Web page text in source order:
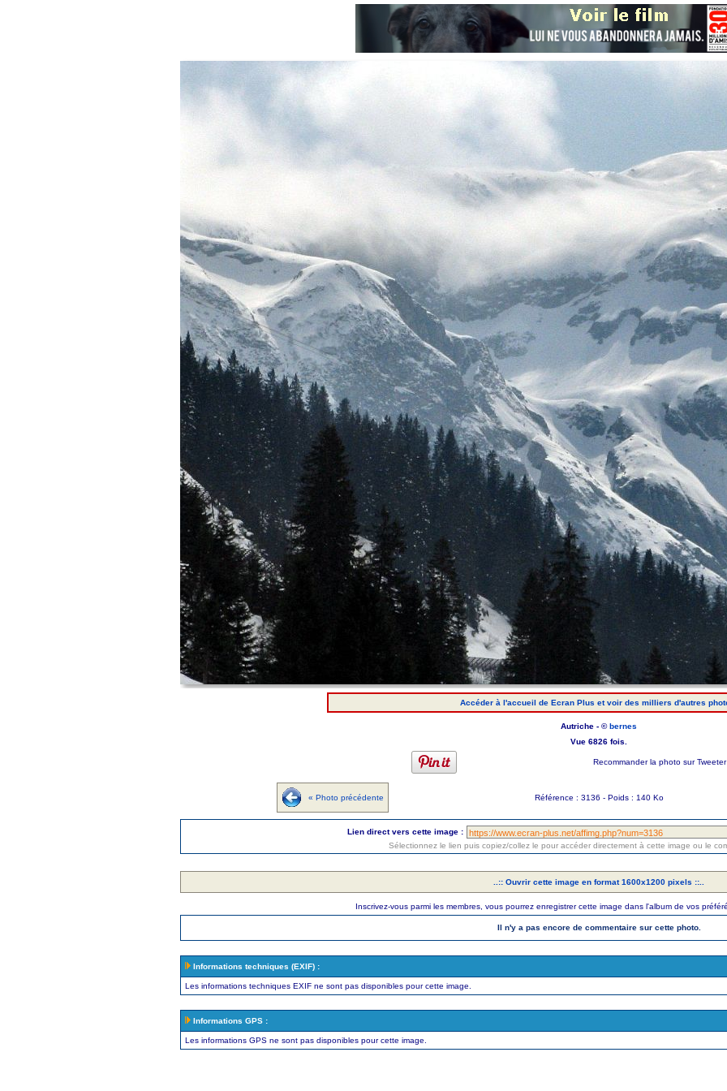
Accéder à l'accueil de Ecran Plus et voir des milliers d'autres
Autriche - ©bernes
Vue 6826 fois.
Recommander la photo sur
« Photo précédente Référence : 3136 - Poids : 140 Ko
Lien direct vers cette image :
Sélectionnez le lien puis copiez/collez le pour accéder directement à cette image ou le
..:: Ouvrir cette image en format 1600x1200 pixels ::..
Inscrivez-vous parmi les membres, vous pourrez enregistrer cette image dans l'album de vos
Il n'y a pas encore de commentaire sur cette photo.
Informations techniques (EXIF) :
Les informations techniques EXIF ne sont pas disponibles pour cette image.
Informations GPS :
Les informations GPS ne sont pas disponibles pour cette image.